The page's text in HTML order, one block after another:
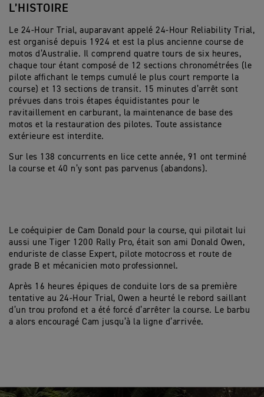
L’HISTOIRE
Le 24-Hour Trial, auparavant appelé 24-Hour Reliability Trial,
est organisé depuis 1924 et est la plus ancienne course de
motos d’Australie. Il comprend quatre tours de six heures,
chaque tour étant composé de 12 sections chronométrées (le
pilote affichant le temps cumulé le plus court remporte la
course) et 13 sections de transit. 15 minutes d’arrêt sont
prévues dans trois étapes équidistantes pour le
ravitaillement en carburant, la maintenance de base des
motos et la restauration des pilotes. Toute assistance
extérieure est interdite.
Sur les 138 concurrents en lice cette année, 91 ont terminé
la course et 40 n’y sont pas parvenus (abandons).
Le coéquipier de Cam Donald pour la course, qui pilotait lui
aussi une Tiger 1200 Rally Pro, était son ami Donald Owen,
enduriste de classe Expert, pilote motocross et route de
grade B et mécanicien moto professionnel.
Après 16 heures épiques de conduite lors de sa première
tentative au 24-Hour Trial, Owen a heurté le rebord saillant
d’un trou profond et a été forcé d’arrêter la course. Le barbu
a alors encouragé Cam jusqu’à la ligne d’arrivée.